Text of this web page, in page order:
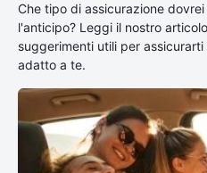
Che tipo di assicurazione
l'anticipo? Leggi il nostro
suggerimenti utili per
adatto a te.